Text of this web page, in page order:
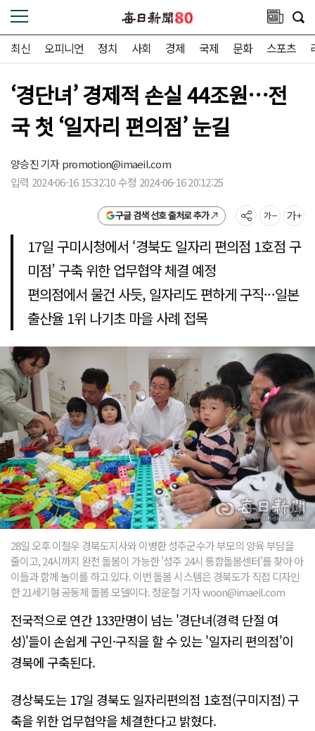
최신 오피니언 정치 사회 경제 국제 문화 스포츠
‘경단녀’ 경제적 손실 44조원…전
국 첫 ‘일자리 편의점’ 눈길
양승진 기자promotion@imaeil.com
입력 2024-06-16 15:32:10 수정 2024-06-16 20:12:25
구글 검색 선호 출처로 추가
17일 구미시청에서 ‘경북도 일자리 편의점 1호점 구
미점’ 구축 위한 업무협약 체결 예정
편의점에서 물건 사듯, 일자리도 편하게 구직···일본
출산율 1위 나기초 마을 사례 접목
28일 오후 이철우 경북도지사와 이병환 성주군수가 부모의 양육 부담을
줄이고, 24시까지 완전 돌봄이 가능한 '성주 24시 통합돌봄센터'를 찾아 아
이들과 함께 놀이를 하고 있다. 이번 돌봄 시스템은 경북도가 직접 디자인
한 21세기형 공동체 돌봄 모델이다. 정운철 기자 woon@imaeil.com
전국적으로 연간 133만명이 넘는 '경단녀(경력 단절 여
성)'들이 손쉽게 구인·구직을 할 수 있는 '일자리 편의점'이
경북에 구축된다.
경상북도는 17일 경북도 일자리편의점 1호점(구미지점) 구
축을 위한 업무협약을 체결한다고 밝혔다.